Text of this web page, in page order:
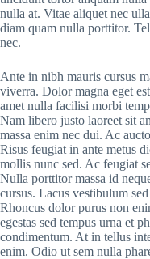
nulla at. Vitae aliquet nec
diam quam nulla porttitor.
nec.
Ante in nibh mauris cursus
viverra. Dolor magna eget
amet nulla facilisi morbi
Nam libero justo laoreet sit
massa enim nec dui. Ac
Risus feugiat in ante metus
mollis nunc sed. Ac feugiat
Nulla porttitor massa id
cursus. Lacus vestibulum
Rhoncus dolor purus non
egestas sed tempus urna et
condimentum. At in tellus
enim. Odio ut sem nulla